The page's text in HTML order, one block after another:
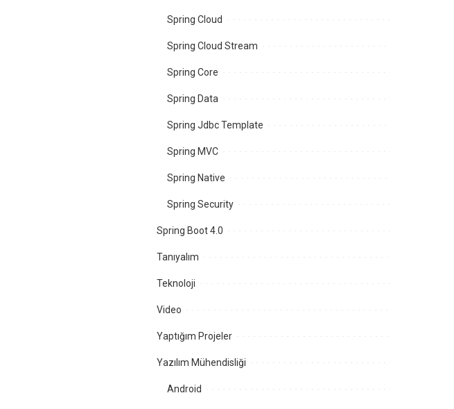
Spring Cloud
Spring Cloud Stream
Spring Core
Spring Data
Spring Jdbc Template
Spring MVC
Spring Native
Spring Security
Spring Boot 4.0
Tanıyalım
Teknoloji
Video
Yaptığım Projeler
Yazılım Mühendisliği
Android